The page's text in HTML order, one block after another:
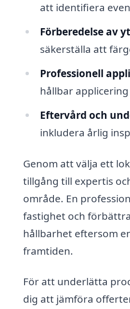
att identifiera
Förberedelse av
säkerställa att
Professionell
hållbar
Eftervård och
inkludera årlig
Genom att välja ett
tillgång till expertis
område. En
fastighet och
hållbarhet eftersom
framtiden.
För att underlätta
dig att jämföra